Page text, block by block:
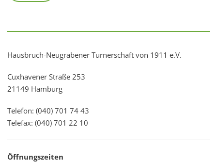
Hausbruch-Neugrabener Turnerschaft von 1911 e.V.
Cuxhavener Straße 253
21149 Hamburg
Telefon: (040) 701 74 43
Telefax: (040) 701 22 10
Öffnungszeiten